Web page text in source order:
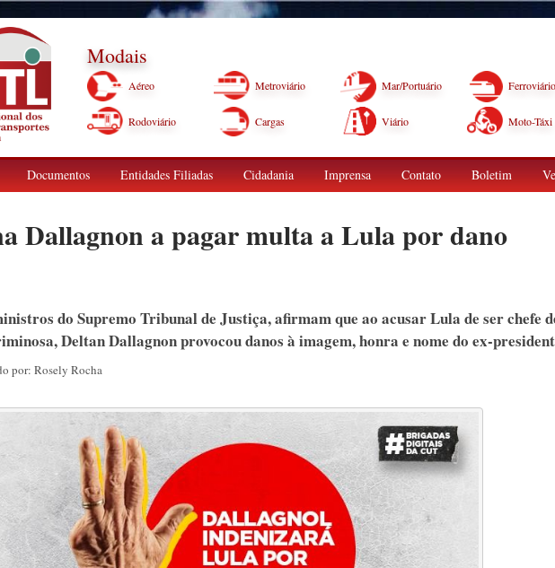
Modais
Aéreo Metroviário Mar/Portuário Ferroviário
Rodoviário Cargas Viário Moto-Táxi
Documentos Entidades Filiadas Cidadania Imprensa Contato Boletim
Dallagnon a pagar multa a Lula por dano
do Supremo Tribunal de Justiça, afirmam que ao acusar Lula de ser chefe
Deltan Dallagnon provocou danos à imagem, honra e nome do ex-
por: Rosely Rocha